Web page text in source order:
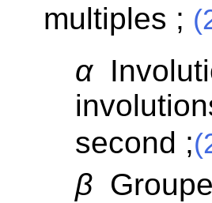
multiples ;
α
second ;
β